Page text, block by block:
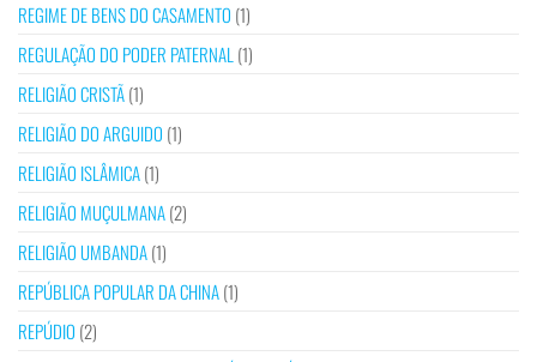
REGIME DE BENS DO CASAMENTO (1)
REGULAÇÃO DO PODER PATERNAL (1)
RELIGIÃO CRISTÃ(1)
RELIGIÃO DO ARGUIDO (1)
RELIGIÃO ISLÂMICA(1)
RELIGIÃO MUÇULMANA(2)
RELIGIÃO UMBANDA(1)
REPÚBLICA POPULAR DA CHINA(1)
REPÚDIO (2)